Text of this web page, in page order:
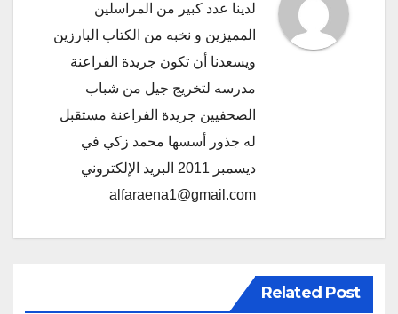
لدينا عدد كبير من المراسلين
المميزين و نخبه من الكتاب البارزين
ويسعدنا أن تكون جريدة الفراعنة
مدرسه لتخريج جيل من شباب
الصحفيين جريدة الفراعنة مستقبل
له جذور أسسها محمد زكي في
ديسمبر 2011 البريد الإلكتروني
alfaraena1@gmail.com
Related Post